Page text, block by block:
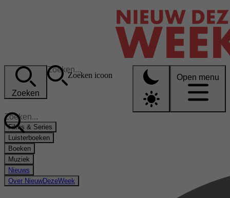
Zoeken
Zoeken icoon Open menu
Films & Series
Luisterboeken
Boeken
Muziek
Nieuws
Over NieuwDezeWeek